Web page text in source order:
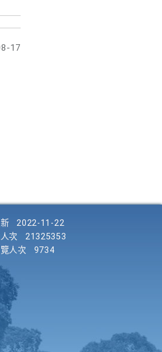
17
2022-11-22
次
21325353
人次
9734